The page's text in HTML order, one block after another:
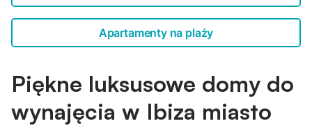
Apartamenty na plaży
Piękne luksusowe domy do
wynajęcia w Ibiza miasto